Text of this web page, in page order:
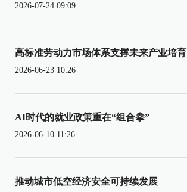
2026-07-24 09:09
高标准劳动力市场体系支撑未来产业培育
2026-06-23 10:26
AI时代的就业政策重在“组合拳”
2026-06-10 11:26
推动城市低空经济安全可持续发展